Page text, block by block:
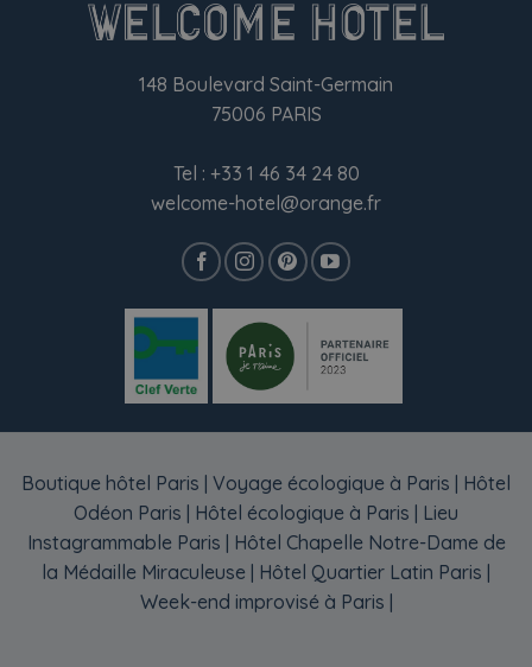
148 Boulevard Saint-Germain
75006 PARIS
Tel : +33 1 46 34 24 80
welcome-hotel@orange.fr
Boutique hôtel Paris Voyage écologique à Paris
Hôtel
Odéon Paris
Hôtel écologique à Paris
Lieu
Instagrammable Paris
Hôtel Chapelle Notre-Dame de
la Médaille Miraculeuse
Hôtel Quartier Latin Paris
Week-end improvisé à Paris